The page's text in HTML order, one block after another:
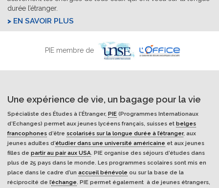
durée l’étranger.
EN SAVOIR PLUS
PIE membre de
Une expérience de vie, un bagage pour la vie
Spécialiste des Études à l'Étranger, PIE (Programmes Internationaux
d’Echanges) permet aux jeunes lycéens français, suisses et belges
francophones d’être scolarisés sur la longue durée à l’étranger, aux
jeunes adultes d’étudier dans une université américaine et aux jeunes
filles de partir au pair aux USA. PIE organise des séjours d’études dans
plus de 25 pays dans le monde. Les programmes scolaires sont mis en
place dans le cadre d’un accueil bénévole ou sur la base de la
réciprocité de l’échange. PIE permet également à de jeunes étrangers,